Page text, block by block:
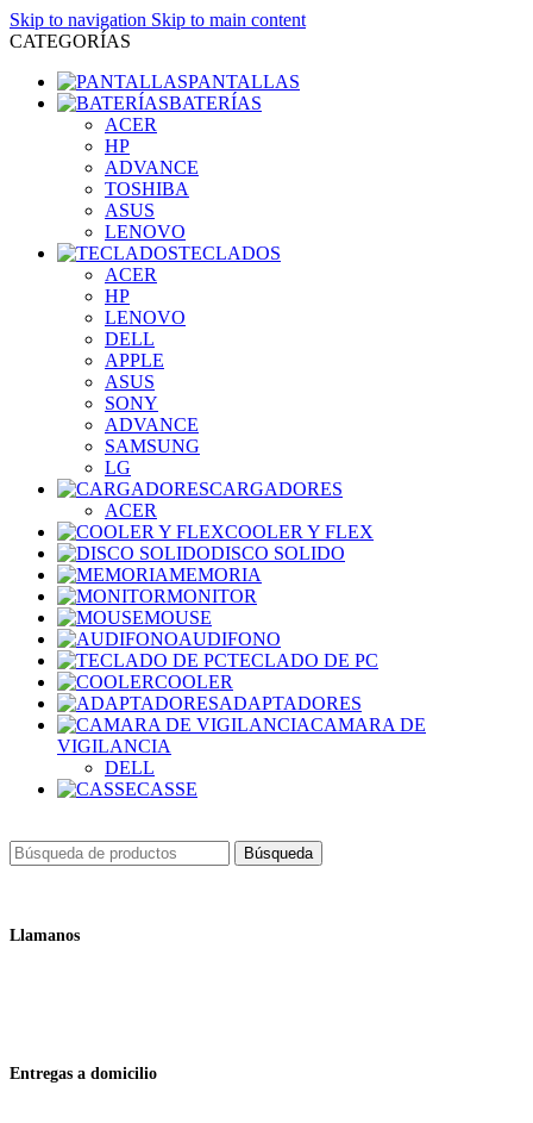
Skip to navigation Skip to main content
CATEGORÍAS
PANTALLAS
BATERÍAS
ACER
HP
ADVANCE
TOSHIBA
ASUS
LENOVO
TECLADOS
ACER
HP
LENOVO
DELL
APPLE
ASUS
SONY
ADVANCE
SAMSUNG
LG
CARGADORES
ACER
COOLER Y FLEX
DISCO SOLIDO
MEMORIA
MONITOR
MOUSE
AUDIFONO
TECLADO DE PC
COOLER
ADAPTADORES
CAMARA DE
VIGILANCIA
DELL
CASSE
Búsqueda
Llamanos
Entregas a domicilio